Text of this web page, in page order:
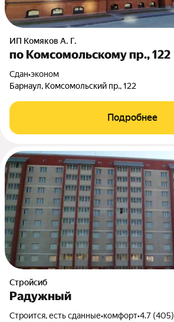
ИП Комяков А. Г.
по Комсомольскому пр., 122
Сдан•эконом
Барнаул, Комсомольский пр., 122
Подробнее
Стройсиб
Радужный
Строится, есть сданные•комфорт•4.7 (405)